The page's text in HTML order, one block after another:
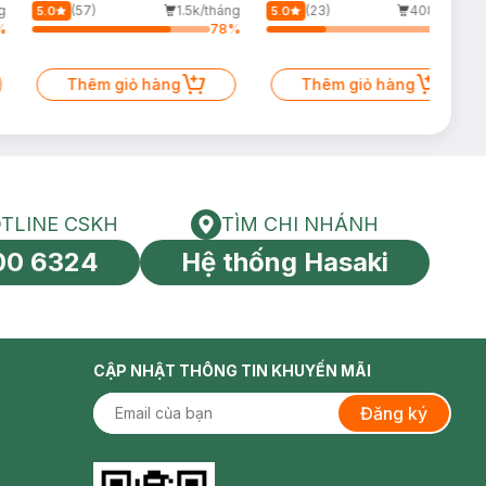
Giảm Dầu 500ml
5.0 (57)
1.5k/tháng
78%
Thêm giỏ hàng
60ml (Mới)
5.0 (23)
408/tháng
Thêm giỏ hàng
toàn cầu
HOTLINE CSKH
CSKH
6324
Tìm chi nhánh
TÌM CHI NHÁNH
Hệ thống Hasaki
CẬP NHẬT THÔNG TIN KHUYẾN MÃI
Đăng ký